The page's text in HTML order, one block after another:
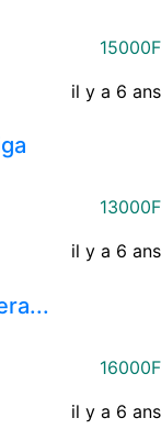
15000F
il y a 6 ans
13000F
il y a 6 ans
16000F
il y a 6 ans